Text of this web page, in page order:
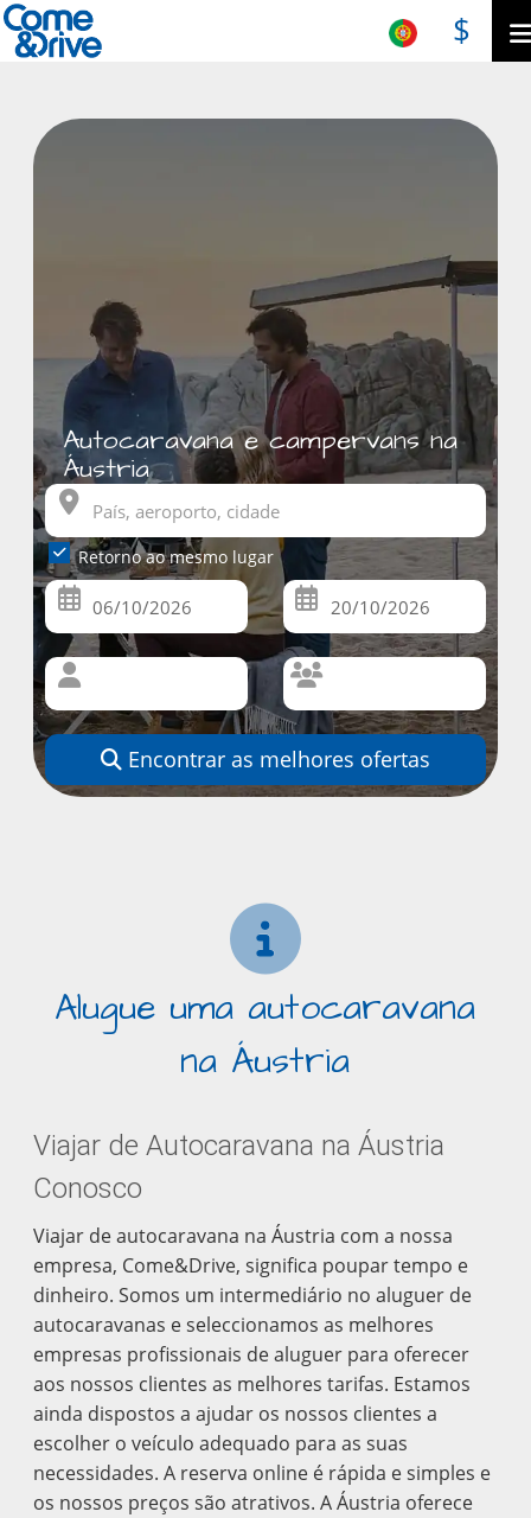
$
Autocaravana e campervans na
Áustria
Retorno ao mesmo lugar
Encontrar as melhores ofertas
Alugue uma autocaravana
na Áustria
Viajar de Autocaravana na Áustria
Conosco
Viajar de autocaravana na Áustria com a nossa
empresa, Come&Drive, significa poupar tempo e
dinheiro. Somos um intermediário no aluguer de
autocaravanas e seleccionamos as melhores
empresas profissionais de aluguer para oferecer
aos nossos clientes as melhores tarifas. Estamos
ainda dispostos a ajudar os nossos clientes a
escolher o veículo adequado para as suas
necessidades. A reserva online é rápida e simples e
os nossos preços são atrativos. A Áustria oferece